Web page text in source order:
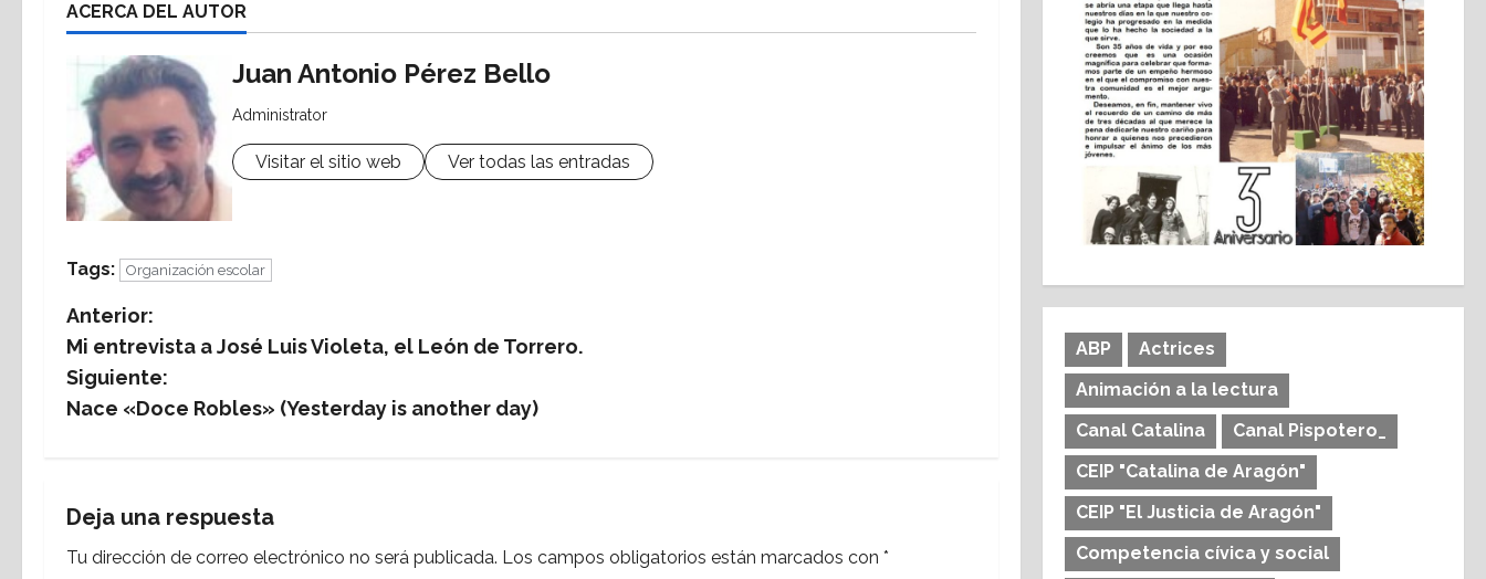
ACERCA DEL AUTOR
Juan Antonio Pérez Bello
Administrator
Visitar el sitio web Ver todas las entradas
Tags: Organización escolar
N
a
v
g
a
Anterior:
Mi entrevista a José Luis Violeta, el León de Torrero.
Siguiente:
Nace «Doce Robles» (Yesterday is another day)
Deja una respuesta
Tu dirección de correo electrónico no será publicada. Los campos obligatorios están marcados con *
ABP
Actrices
Animación a la lectura
Canal Catalina
Canal Pispotero_
CEIP "Catalina de Aragón"
CEIP "El Justicia de Aragón"
Competencia cívica y social